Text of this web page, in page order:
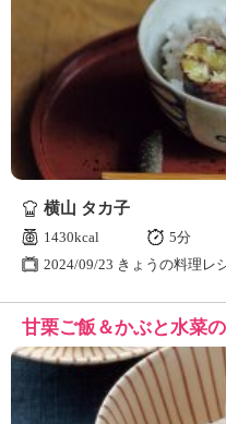
横山 タカ子
1430kcal
5分
2024/09/23 きょうの料理レ
甘栗ご飯＆かぶと水菜